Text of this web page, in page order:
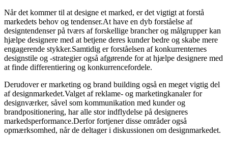
Når det kommer til at designe et marked, er det vigtigt at forstå
markedets behov og tendenser.At have en dyb forståelse af
designtendenser på tværs af forskellige brancher og målgrupper kan
hjælpe designere med at betjene deres kunder bedre og skabe mere
engagerende stykker.Samtidig er forståelsen af ​​konkurrenternes
designstile og -strategier også afgørende for at hjælpe designere med
at finde differentiering og konkurrencefordele.
Derudover er marketing og brand building også en meget vigtig del
af designmarkedet.Valget af reklame- og marketingkanaler for
designværker, såvel som kommunikation med kunder og
brandpositionering, har alle stor indflydelse på designeres
markedsperformance.Derfor fortjener disse områder også
opmærksomhed, når de deltager i diskussionen om designmarkedet.